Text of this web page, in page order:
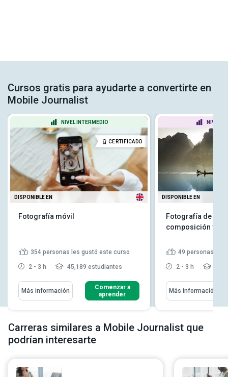
Cursos gratis para ayudarte a convertirte en
Mobile Journalist
NIVEL INTERMEDIO
CERTIFICADO
DISPONIBLE EN
Fotografía móvil
354 personas les gustó este curso
2 - 3 h 45,189 estudiantes
Más información
Comenzar a
aprender
NIVEL
DISPONIBLE EN
Fotografía de
composición y
49 personas les
2 - 3 h
Más información
Carreras similares a Mobile Journalist que
podrían interesarte